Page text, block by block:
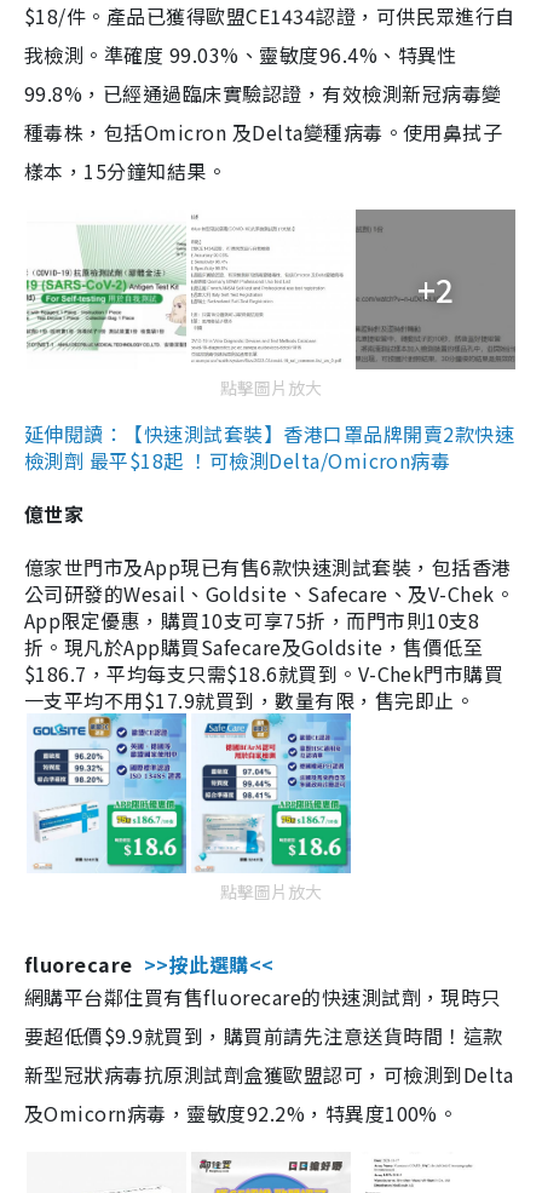
$18/件。產品已獲得歐盟CE1434認證，可供民眾進行自
我檢測。準確度 99.03%、靈敏度96.4%、特異性
99.8%，已經通過臨床實驗認證，有效檢測新冠病毒變
種毒株，包括Omicron 及Delta變種病毒。使用鼻拭子
樣本，15分鐘知結果。
+2
點擊圖片放大
延伸閱讀：【快速測試套裝】香港口罩品牌開賣2款快速
檢測劑 最平$18起 ！可檢測Delta/Omicron病毒
億世家
億家世門市及App現已有售6款快速測試套裝，包括香港
公司研發的Wesail、Goldsite、Safecare、及V-Chek。
App限定優惠，購買10支可享75折，而門市則10支8
折。現凡於App購買Safecare及Goldsite，售價低至
$186.7，平均每支只需$18.6就買到。V-Chek門市購買
一支平均不用$17.9就買到，數量有限，售完即止。
點擊圖片放大
fluorecare >>按此選購<<
網購平台鄰住買有售fluorecare的快速測試劑，現時只
要超低價$9.9就買到，購買前請先注意送貨時間！這款
新型冠狀病毒抗原測試劑盒獲歐盟認可，可檢測到Delta
及Omicorn病毒，靈敏度92.2%，特異度100%。